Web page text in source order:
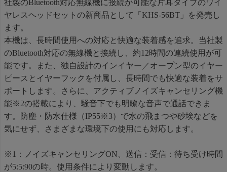
社製のBluetooth対応無線機に接続が可能な片耳タイプのワイ
ヤレスヘッドセットの新商品として「KHS-56BT」を発売し
ます。
本機は、長時間使用への対応と快適な装着感を追求。当社製
のBluetooth対応の無線機と接続し、約12時間の連続使用が可
能です。また、独自設計のインイヤー／オープン型のイヤー
ピースとイヤーフックを付属し、長時間でも快適な装着をサ
ポートします。さらに、アクティブノイズキャンセリング機
能※2の搭載により、騒音下でも明瞭な音声で通話できま
す。防塵・防水仕様（IP55※3）で水の飛まつや砂埃などを
気にせず、さまざまな環境下の使用にも対応します。
※1：ノイズキャンセリングON、送信：受信：待ち受け時間
が5:5:90の時。使用条件により変動します。